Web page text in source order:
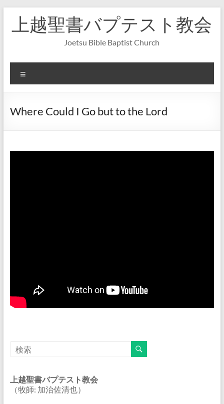
へ
上越聖書バプテスト教会
Joetsu Bible Baptist Church
ニ
ー
Where Could I Go but to the Lord
上越聖書バプテスト教会
（牧師: 加治佐清也）